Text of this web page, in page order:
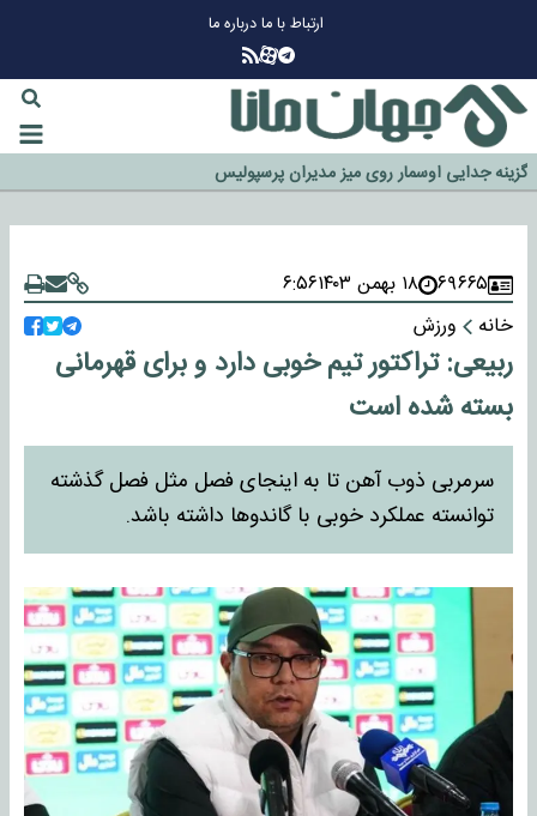
ارتباط با مادرباره ما
چرا طلا دوباره افزایشی شد؟
گزینه جدایی اوسمار روی میز مدیران پرسپولیس
آیا رئیس جمهور آمریکا قانون را دور می‌زند؟
اخراج رسمی چهره نامدار از پرسپولیس
خورد ۶۹۶۶۵ ۱۸ بهمن ۱۴۰۳
۶:۵۶
خانه
ورزش
ربیعی: تراکتور تیم خوبی دارد و برای قهرمانی
بسته شده است
سرمربی ذوب آهن تا به اینجای فصل مثل فصل گذشته
توانسته عملکرد خوبی با گاندوها داشته باشد.